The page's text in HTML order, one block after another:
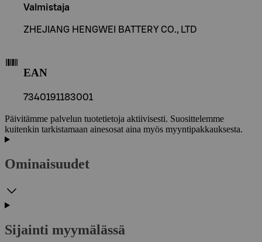
Valmistaja
ZHEJIANG HENGWEI BATTERY CO., LTD
EAN
7340191183001
Päivitämme palvelun tuotetietoja aktiivisesti. Suosittelemme
kuitenkin tarkistamaan ainesosat aina myös myyntipakkauksesta.
Ominaisuudet
Sijainti myymälässä